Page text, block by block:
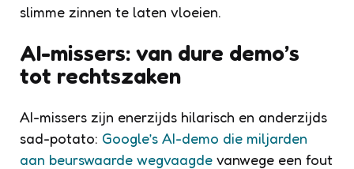
slimme zinnen te laten vloeien.
AI-missers: van dure demo’s
tot rechtszaken
AI-missers zijn enerzijds hilarisch en anderzijds
sad-potato: Google’s AI-demo die miljarden
aan beurswaarde wegvaagde vanwege een fout